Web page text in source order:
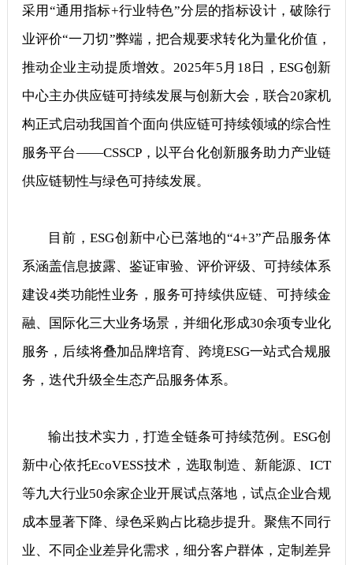
采用“通用指标+行业特色”分层的指标设计，破除行
业评价“一刀切”弊端，把合规要求转化为量化价值，
推动企业主动提质增效。2025年5月18日，ESG创新
中心主办供应链可持续发展与创新大会，联合20家机
构正式启动我国首个面向供应链可持续领域的综合性
服务平台——CSSCP，以平台化创新服务助力产业链
供应链韧性与绿色可持续发展。
目前，ESG创新中心已落地的“4+3”产品服务体
系涵盖信息披露、鉴证审验、评价评级、可持续体系
建设4类功能性业务，服务可持续供应链、可持续金
融、国际化三大业务场景，并细化形成30余项专业化
服务，后续将叠加品牌培育、跨境ESG一站式合规服
务，迭代升级全生态产品服务体系。
输出技术实力，打造全链条可持续范例。ESG创
新中心依托EcoVESS技术，选取制造、新能源、ICT
等九大行业50余家企业开展试点落地，试点企业合规
成本显著下降、绿色采购占比稳步提升。聚焦不同行
业、不同企业差异化需求，细分客户群体，定制差异